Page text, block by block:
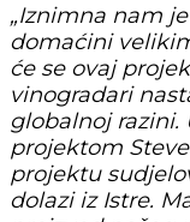
„Iznimna nam
domaćini
će se ovaj
vinogradari
globalnoj
projektom
projektu
dolazi iz Istre.